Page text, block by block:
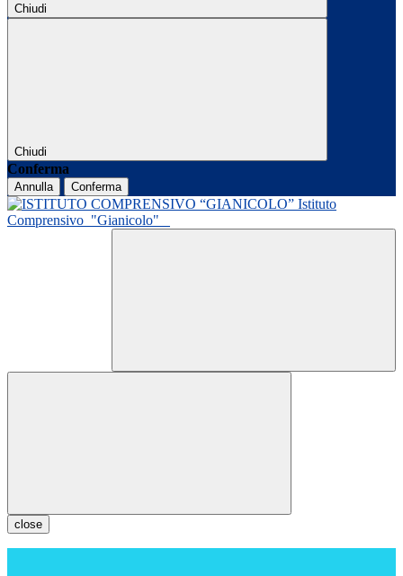
Chiudi
Chiudi
Conferma
Annulla Conferma
Istituto
Comprensivo "Gianicolo"
close